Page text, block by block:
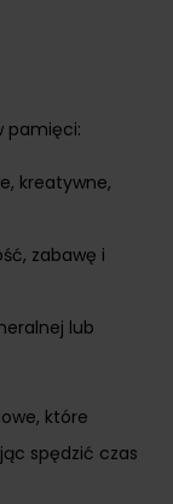
pamięci:
kreatywne,
zabawę i
lub
które
spędzić czas